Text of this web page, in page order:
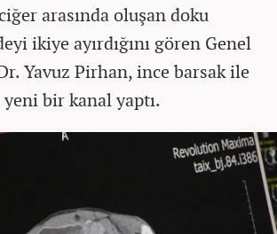
arasında oluşan doku
ikiye ayırdığını gören Genel
Yavuz Pirhan, ince barsak ile
yeni bir kanal yaptı.